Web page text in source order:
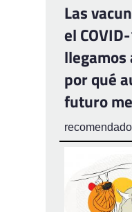
Las
el
llegamos
por qué
futuro